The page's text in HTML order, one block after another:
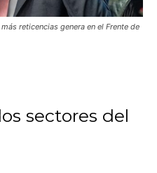
reticencias genera en el Frente de
sectores del